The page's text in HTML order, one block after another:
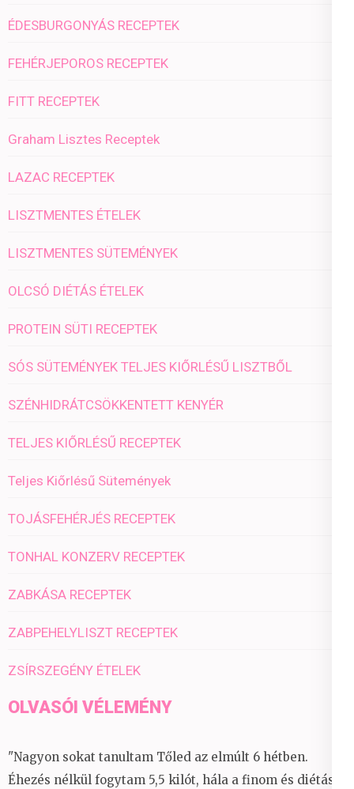
ÉDESBURGONYÁS RECEPTEK
FEHÉRJEPOROS RECEPTEK
FITT RECEPTEK
Graham Lisztes Receptek
LAZAC RECEPTEK
LISZTMENTES ÉTELEK
LISZTMENTES SÜTEMÉNYEK
OLCSÓ DIÉTÁS ÉTELEK
PROTEIN SÜTI RECEPTEK
SÓS SÜTEMÉNYEK TELJES KIŐRLÉSŰ LISZTBŐL
SZÉNHIDRÁTCSÖKKENTETT KENYÉR
TELJES KIŐRLÉSŰ RECEPTEK
Teljes Kiőrlésű Sütemények
TOJÁSFEHÉRJÉS RECEPTEK
TONHAL KONZERV RECEPTEK
ZABKÁSA RECEPTEK
ZABPEHELYLISZT RECEPTEK
ZSÍRSZEGÉNY ÉTELEK
OLVASÓI VÉLEMÉNY
"Nagyon sokat tanultam Tőled az elmúlt 6 hétben.
Éhezés nélkül fogytam 5,5 kilót, hála a finom és diétás